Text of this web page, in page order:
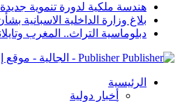
هندسة ملكية لدورة تنموية
بلاغ وزارة الداخلية الاسبانية
دبلوماسية التراث.. المغرب
Publisher - الجالية - موقع إلكتروني إخباري
الرئيسية
أخبار دولية